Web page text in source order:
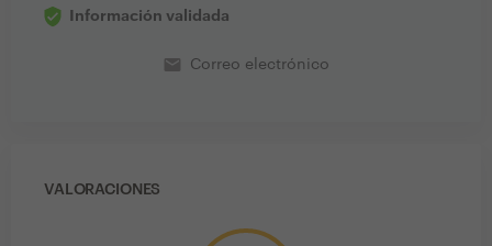
Información validada
email Correo electrónico
VALORACIONES